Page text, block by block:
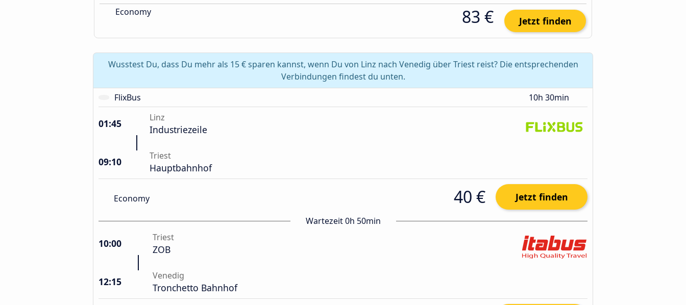
Economy 83 € Jetzt finden
Wusstest Du, dass Du mehr als 15 € sparen kannst, wenn Du von Linz nach Venedig über Triest reist? Die entsprechenden
Verbindungen findest du unten.
FlixBus
10h 30min
01:45 Linz
Industriezeile
09:10 Triest
Hauptbahnhof
Economy 40 € Jetzt finden
Wartezeit 0h 50min
10:00 Triest
ZOB
12:15 Venedig
Tronchetto Bahnhof